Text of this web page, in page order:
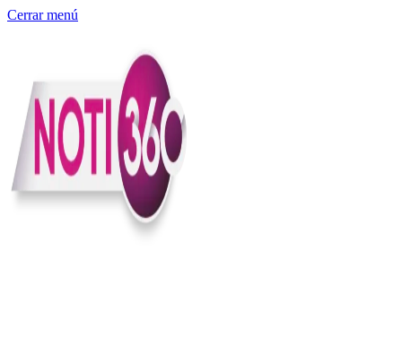
Cerrar menú